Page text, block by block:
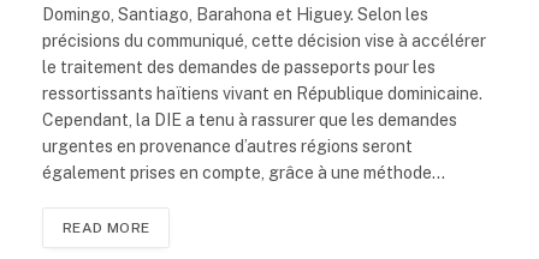
Domingo, Santiago, Barahona et Higuey. Selon les
précisions du communiqué, cette décision vise à accélérer
le traitement des demandes de passeports pour les
ressortissants haïtiens vivant en République dominicaine.
Cependant, la DIE a tenu à rassurer que les demandes
urgentes en provenance d’autres régions seront
également prises en compte, grâce à une méthode…
READ MORE